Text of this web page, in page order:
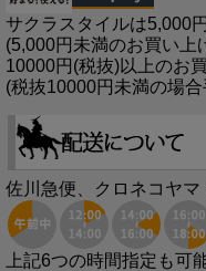
サクラスタイルは5,000
(5,000円未満のお買い上
10000円(税抜)以上のお
(税抜10000円未満の場
佐川急便、クロネコヤ
上記6つの時間指定も可